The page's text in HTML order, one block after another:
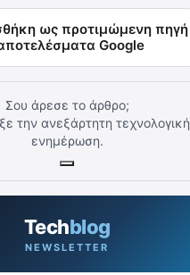
ως προτιμώμενη πηγή
Google
Σου άρεσε το άρθρο;
την ανεξάρτητη τεχνολογική
ενημέρωση.
Techblog
NEWSLETTER